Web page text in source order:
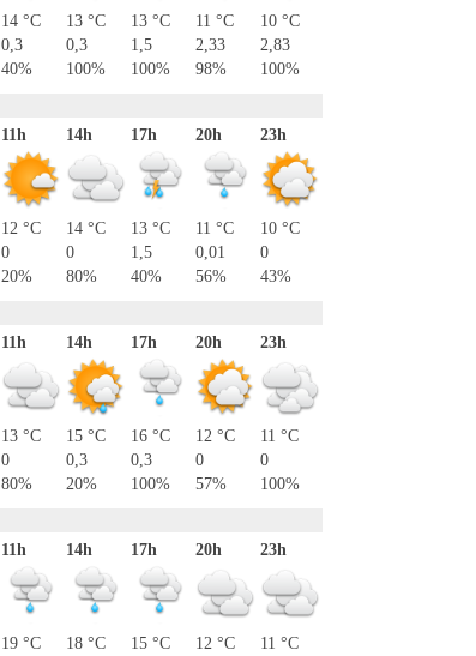
14 °C
0,3
40%
13 °C
0,3
100%
13 °C
1,5
100%
11 °C
2,33
98%
10 °C
2,83
100%
11h
12 °C
0
20%
14h
14 °C
0
80%
17h
13 °C
1,5
40%
20h
11 °C
0,01
56%
23h
10 °C
0
43%
11h
13 °C
0
80%
14h
15 °C
0,3
20%
17h
16 °C
0,3
100%
20h
12 °C
0
57%
23h
11 °C
0
100%
11h
19 °C
14h
18 °C
17h
15 °C
20h
12 °C
23h
11 °C